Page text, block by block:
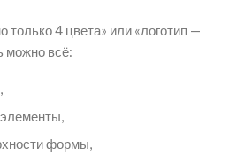
только 4 цвета» или «логотип —
можно всё:
формы,